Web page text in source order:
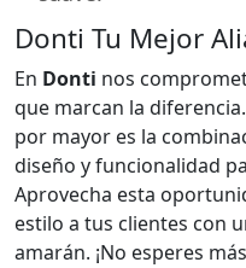
Donti Tu Mejor
En Donti nos
que marcan la
por mayor es la
diseño y funcionalidad
Aprovecha esta
estilo a tus clientes con
amarán. ¡No esperes